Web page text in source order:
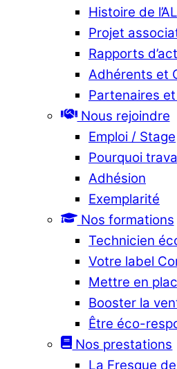
Histoire de
Projet
Rapports
Adhérents et
Partenaires
Nous rejoindre
Emploi / Stage
Pourquoi
Adhésion
Exemplarité
Nos formations
Technicien
Votre label
Mettre en
Booster la
Être éco-
Nos prestations
La Fresque